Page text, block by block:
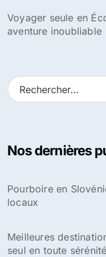
Voyager seule en
aventure inoubliable
R
e
r
e
r
Nos dernières
Pourboire en
locaux
Meilleures
seul en toute sérénité